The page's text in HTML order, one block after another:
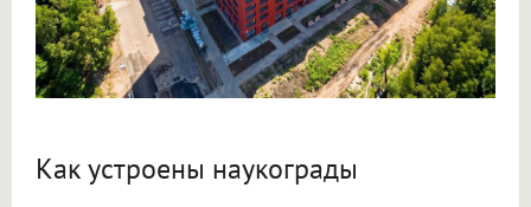
Как устроены наукограды